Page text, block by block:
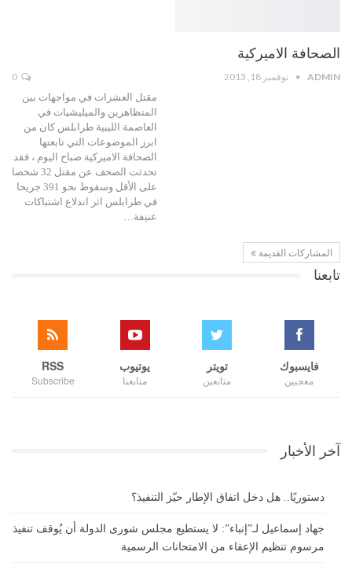
الصحافة الاميركية
ADMIN نوفمبر 18, 2013
مقتل العشرات في مواجهات بين
المتظاهرين والميليشيات في
العاصمة الليبية طرابلس كان من
ابرز الموضوعات التي تابعتها
الصحافة الاميركية صباح اليوم ، فقد
تحدثت الصحف عن مقتل 32 شخصا
على الأقل وسقوط نحو 391 جريحا
في طرابلس اثر اندلاع اشتباكات
عنيفة…
المشاركات القديمة
تابعنا
فايسبوك
معجبين
تويتر
متابعين
يوتيوب
متابعنا
RSS
Subscribe
آخر الأخبار
دستوريًا.. هل دخل اتفاق الإطار حيّز التنفيذ؟
جهاد إسماعيل لـ”إنباء”: لا يستطيع مجلس شورى الدولة أن يُوقف تنفيذ
مرسوم تنظيم الإعفاء من الامتحانات الرسمية